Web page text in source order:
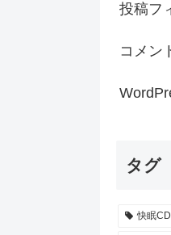
投稿フ
コメン
タグ
快眠CD